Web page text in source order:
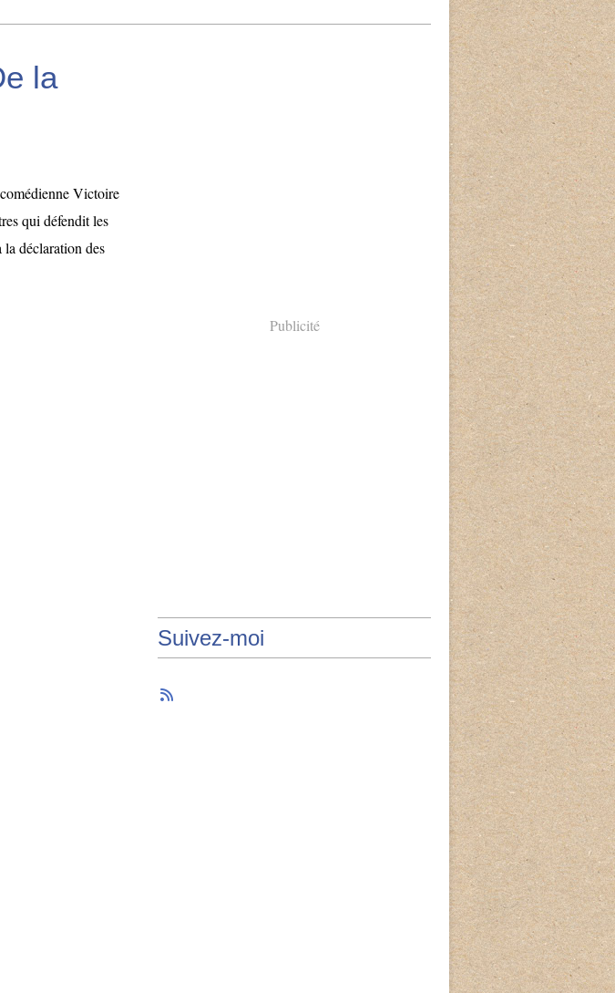
la
Victoire
qui défendit les
déclaration des
Publicité
Suivez-moi